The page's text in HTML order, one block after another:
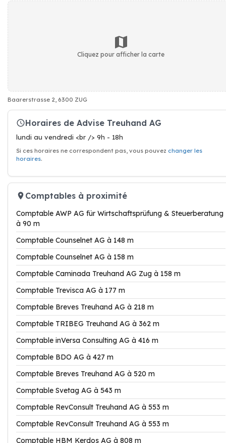
Cliquez pour afficher la carte
Baarerstrasse 2, 6300 ZUG
Horaires de Advise Treuhand AG
lundi au vendredi <br /> 9h - 18h
Si ces horaires ne correspondent pas, vous pouvez changer les
horaires.
Comptables à proximité
Comptable AWP AG für Wirtschaftsprüfung & Steuerberatung
à 90 m
Comptable Counselnet AG à 148 m
Comptable Counselnet AG à 158 m
Comptable Caminada Treuhand AG Zug à 158 m
Comptable Trevisca AG à 177 m
Comptable Breves Treuhand AG à 218 m
Comptable TRIBEG Treuhand AG à 362 m
Comptable inVersa Consulting AG à 416 m
Comptable BDO AG à 427 m
Comptable Breves Treuhand AG à 520 m
Comptable Svetag AG à 543 m
Comptable RevConsult Treuhand AG à 553 m
Comptable RevConsult Treuhand AG à 553 m
Comptable HBM Kerdos AG à 808 m